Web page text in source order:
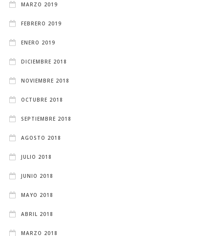
MARZO 2019
FEBRERO 2019
ENERO 2019
DICIEMBRE 2018
NOVIEMBRE 2018
OCTUBRE 2018
SEPTIEMBRE 2018
AGOSTO 2018
JULIO 2018
JUNIO 2018
MAYO 2018
ABRIL 2018
MARZO 2018